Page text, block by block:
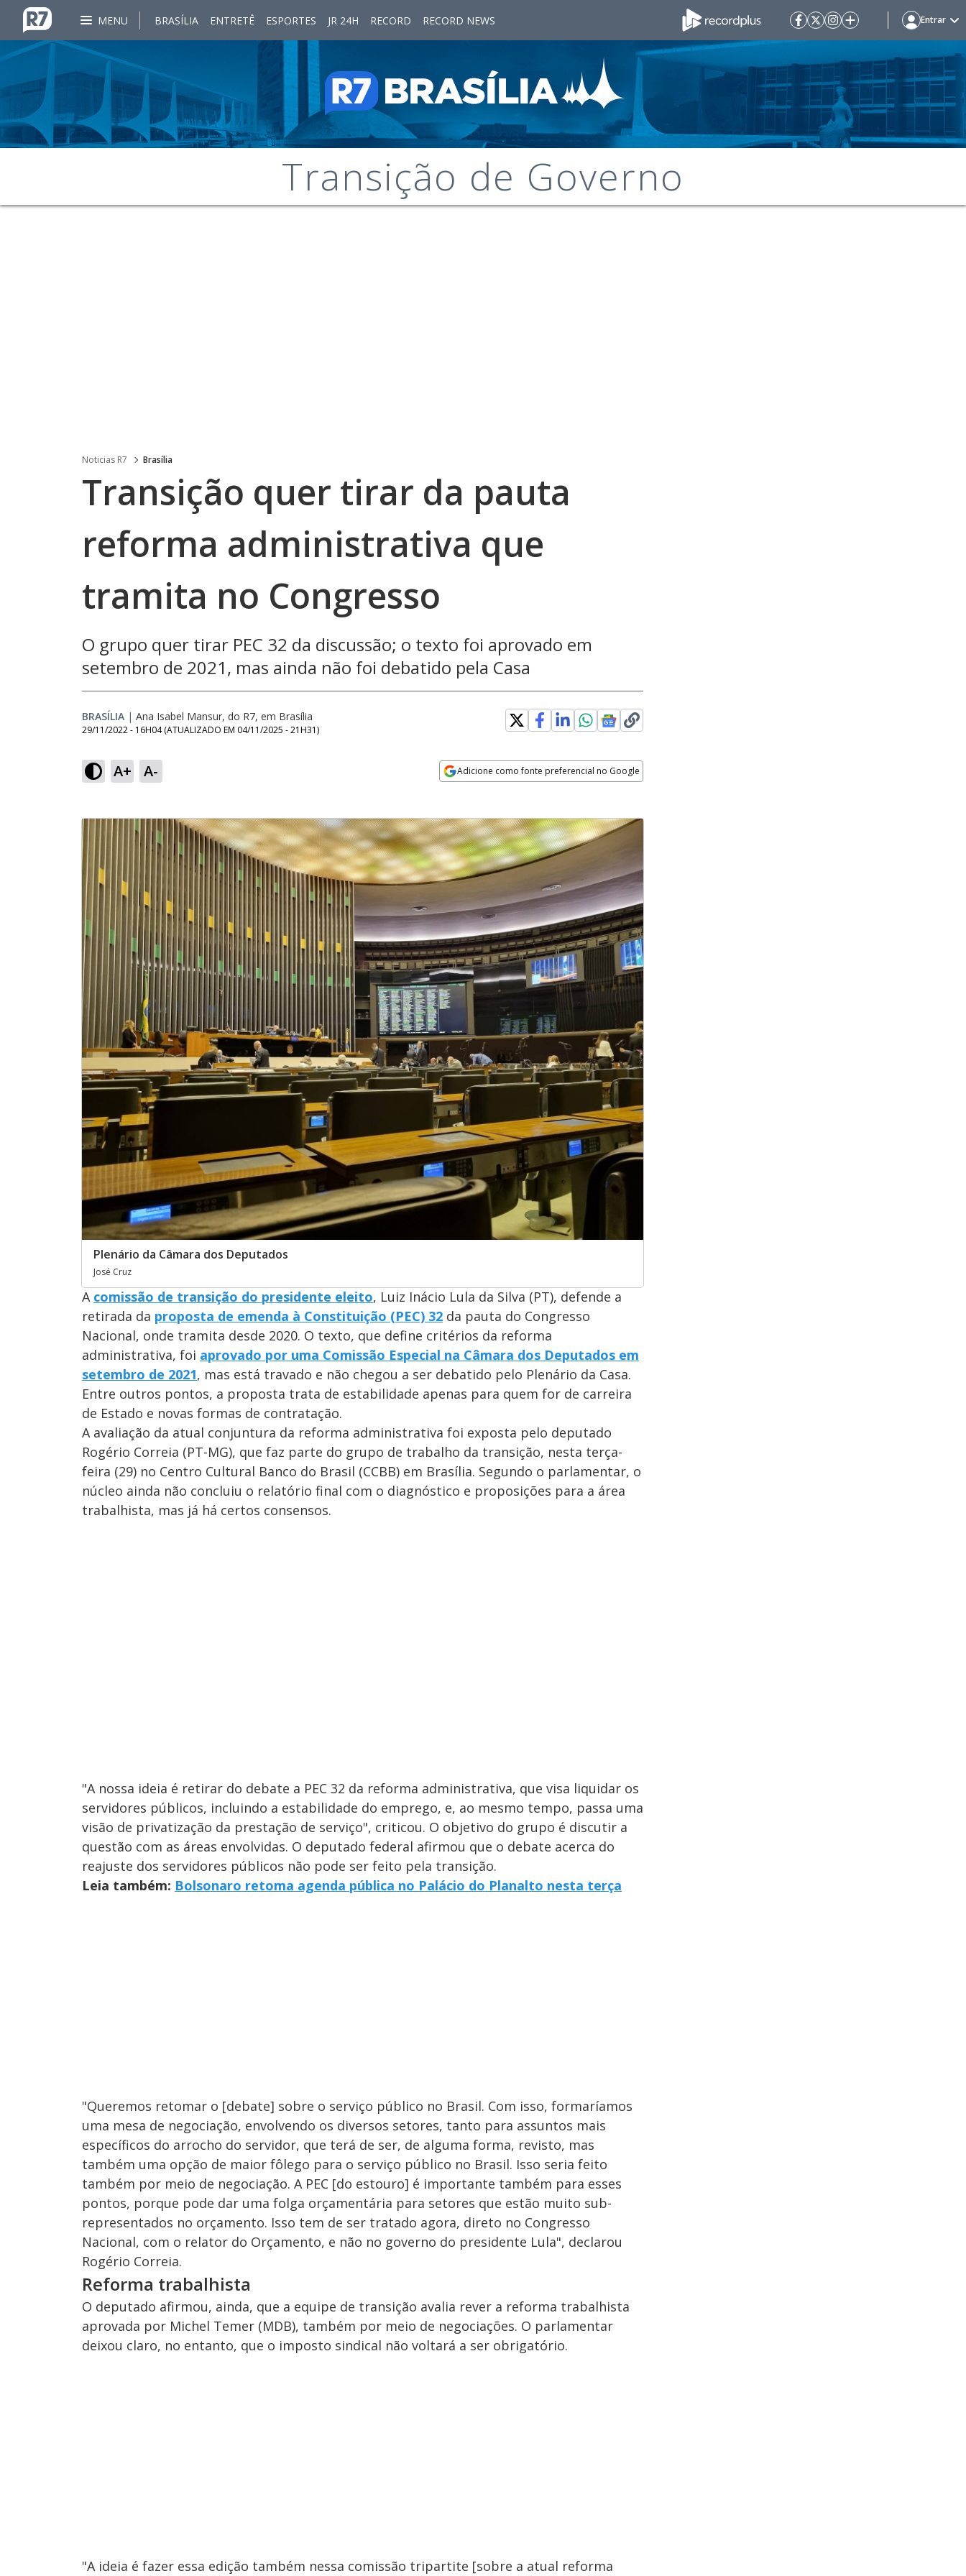
MENU BRASÍLIA ENTRETÊ ESPORTES JR 24H RECORD RECORD NEWS Entrar
Transição de Governo
Noticias R7 Brasília
Transição quer tirar da pauta
reforma administrativa que
tramita no Congresso
O grupo quer tirar PEC 32 da discussão; o texto foi aprovado em
setembro de 2021, mas ainda não foi debatido pela Casa
BRASÍLIA | Ana Isabel Mansur, do R7, em Brasília
29/11/2022 - 16H04 (ATUALIZADO EM 04/11/2025 - 21H31)
A+ A- Adicione como fonte preferencial no Google
Plenário da Câmara dos Deputados
José Cruz
A comissão de transição do presidente eleito, Luiz Inácio Lula da Silva (PT), defende a
retirada da proposta de emenda à Constituição (PEC) 32 da pauta do Congresso
Nacional, onde tramita desde 2020. O texto, que define critérios da reforma
administrativa, foi aprovado por uma Comissão Especial na Câmara dos Deputados em
setembro de 2021, mas está travado e não chegou a ser debatido pelo Plenário da Casa.
Entre outros pontos, a proposta trata de estabilidade apenas para quem for de carreira
de Estado e novas formas de contratação.
A avaliação da atual conjuntura da reforma administrativa foi exposta pelo deputado
Rogério Correia (PT-MG), que faz parte do grupo de trabalho da transição, nesta terça-
feira (29) no Centro Cultural Banco do Brasil (CCBB) em Brasília. Segundo o parlamentar, o
núcleo ainda não concluiu o relatório final com o diagnóstico e proposições para a área
trabalhista, mas já há certos consensos.
"A nossa ideia é retirar do debate a PEC 32 da reforma administrativa, que visa liquidar os
servidores públicos, incluindo a estabilidade do emprego, e, ao mesmo tempo, passa uma
visão de privatização da prestação de serviço", criticou. O objetivo do grupo é discutir a
questão com as áreas envolvidas. O deputado federal afirmou que o debate acerca do
reajuste dos servidores públicos não pode ser feito pela transição.
Leia também: Bolsonaro retoma agenda pública no Palácio do Planalto nesta terça
"Queremos retomar o [debate] sobre o serviço público no Brasil. Com isso, formaríamos
uma mesa de negociação, envolvendo os diversos setores, tanto para assuntos mais
específicos do arrocho do servidor, que terá de ser, de alguma forma, revisto, mas
também uma opção de maior fôlego para o serviço público no Brasil. Isso seria feito
também por meio de negociação. A PEC [do estouro] é importante também para esses
pontos, porque pode dar uma folga orçamentária para setores que estão muito sub-
representados no orçamento. Isso tem de ser tratado agora, direto no Congresso
Nacional, com o relator do Orçamento, e não no governo do presidente Lula", declarou
Rogério Correia.
Reforma trabalhista
O deputado afirmou, ainda, que a equipe de transição avalia rever a reforma trabalhista
aprovada por Michel Temer (MDB), também por meio de negociações. O parlamentar
deixou claro, no entanto, que o imposto sindical não voltará a ser obrigatório.
"A ideia é fazer essa edição também nessa comissão tripartite [sobre a atual reforma